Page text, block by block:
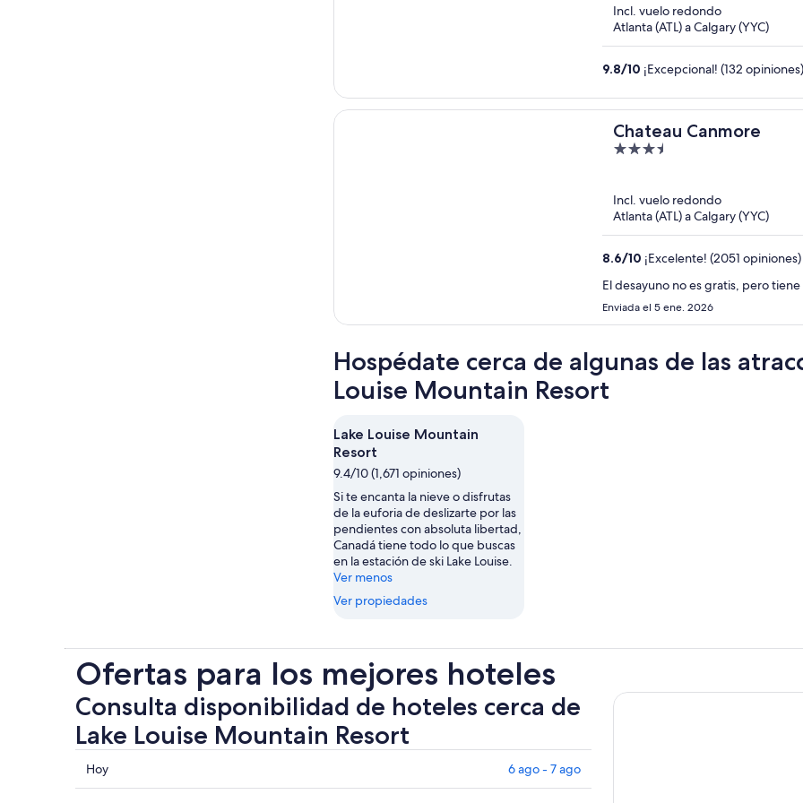
5
Incl. vuelo redondo
Atlanta (ATL) a Calgary (YYC)
9.8/10 ¡Excepcional! (132 opiniones)
Chateau Canmore
3.5
5
Incl. vuelo redondo
Atlanta (ATL) a Calgary (YYC)
8.6/10 ¡Excelente! (2051 opiniones)
El desayuno no es gratis, pero
Enviada el 5 ene. 2026
Hospédate cerca de algunas de las
Louise Mountain Resort
Lake Louise Mountain
Resort
9.4/10 (1,671 opiniones)
Si te encanta la nieve o disfrutas
de la euforia de deslizarte por las
pendientes con absoluta libertad,
Canadá tiene todo lo que buscas
en la estación de ski Lake Louise.
Ver menos
Ver propiedades
Ofertas para los mejores hoteles
Consulta disponibilidad de hoteles cerca de
Lake Louise Mountain Resort
Consultar
los
Hoy 6 ago - 7 ago